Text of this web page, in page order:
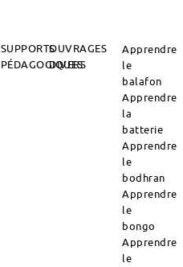
SUPPORTS
PÉDAGOGIQUES
OUVRAGES
DIVERS
Apprendre
le
balafon
Apprendre
la
batterie
Apprendre
le
bodhran
Apprendre
le
bongo
Apprendre
le